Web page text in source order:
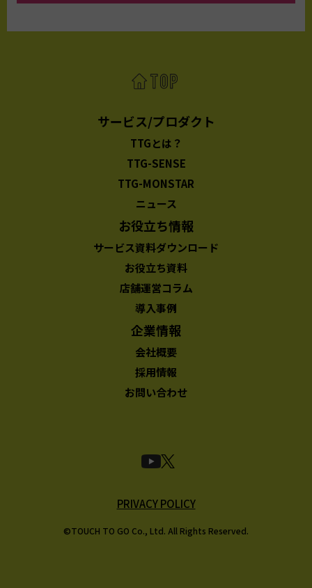
サービス/プロダクト
TTGとは？
TTG-SENSE
TTG-MONSTAR
ニュース
お役立ち情報
サービス資料ダウンロード
お役立ち資料
店舗運営コラム
導入事例
企業情報
会社概要
採用情報
お問い合わせ
PRIVACY POLICY
©TOUCH TO GO Co., Ltd. All Rights Reserved.